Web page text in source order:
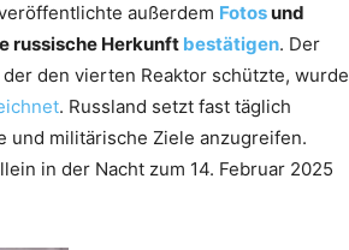
außerdem Fotosund
russische Herkunft bestätigen. Der
den vierten Reaktor schützte, wurde
. Russland setzt fast täglich
und militärische Ziele anzugreifen.
in der Nacht zum 14. Februar 2025